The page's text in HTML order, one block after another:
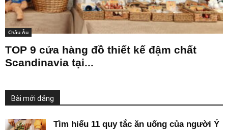
Châu Âu
TOP 9 cửa hàng đồ thiết kế đậm chất
Scandinavia tại...
Bài mới đăng
Tìm hiểu 11 quy tắc ăn uống của người Ý